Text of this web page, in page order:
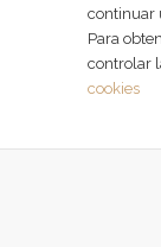
continuar
Para
controlar
cookies